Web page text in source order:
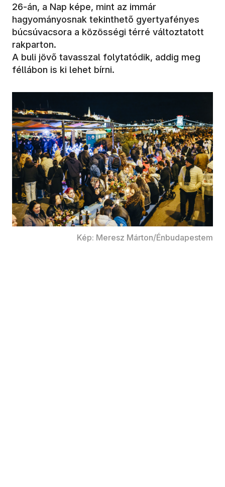
26-án, a Nap képe, mint az immár
hagyományosnak tekinthető gyertyafényes
búcsúvacsora a közösségi térré változtatott
rakparton.
A buli jövő tavasszal folytatódik, addig meg
féllábon is ki lehet bírni.
Kép: Meresz Márton/Énbudapestem